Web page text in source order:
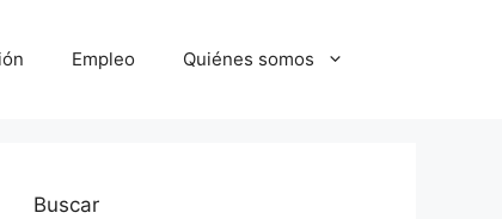
Empleo Quiénes somos
Buscar